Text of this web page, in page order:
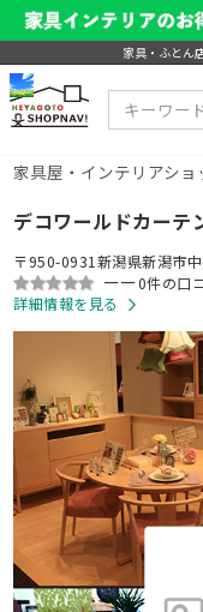
家具・ふとん
家具屋・インテリアショ
デコワールドカーテ
〒950-0931新潟県新潟市
ーー0件の口
詳細情報を見る